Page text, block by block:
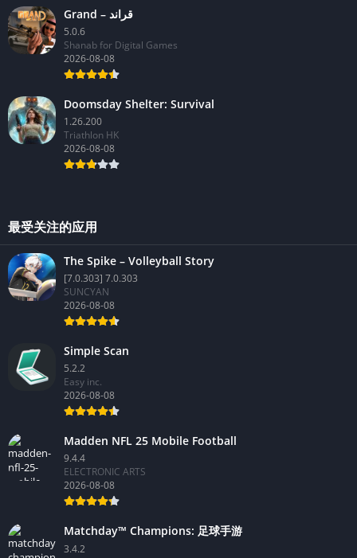
Grand – قراند
5.0.6
Shanab for Digital Games
2026-08-08
Doomsday Shelter: Survival
1.26.200
Triathlon HK
2026-08-08
最受关注的应用
The Spike – Volleyball Story
[7.0.303] 7.0.303
SUNCYAN
2026-08-08
Simple Scan
5.2.2
Easy inc.
2026-08-08
Madden NFL 25 Mobile Football
9.4.4
ELECTRONIC ARTS
2026-08-08
Matchday™ Champions: 足球手游
3.4.2